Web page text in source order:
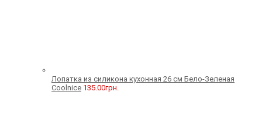
Лопатка из силикона кухонная 26 см Бело-Зеленая
Coolnice 135.00грн.